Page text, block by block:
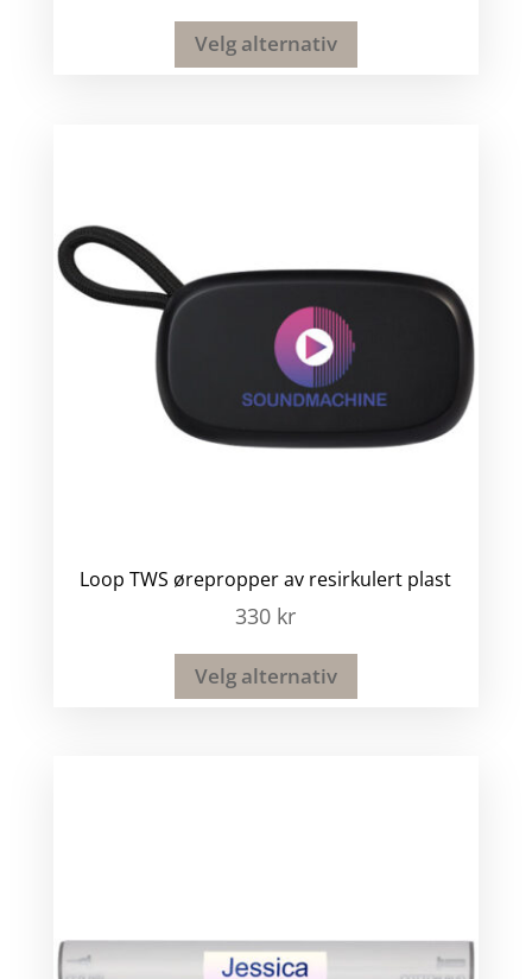
Velg alternativ
Loop TWS ørepropper av resirkulert plast
330 kr
Velg alternativ